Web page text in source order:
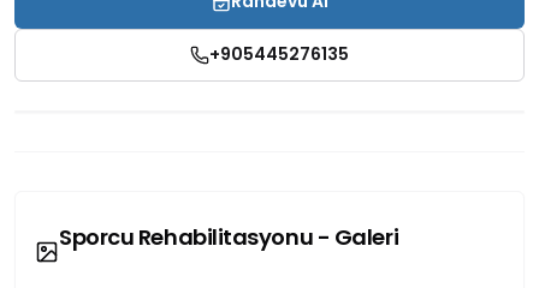
+905445276135
Sporcu Rehabilitasyonu - Galeri